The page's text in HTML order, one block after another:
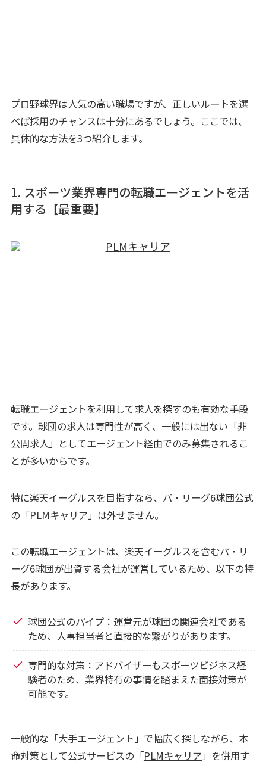
プロ野球界は人気の高い職場ですが、正しいルートを選
べば採用のチャンスは十分にあるでしょう。ここでは、
具体的な方法を3つ紹介します。
1. スポーツ業界専門の転職エージェントを活
用する【最重要】
転職エージェントを利用して求人を探すのも有効な手段
です。球団の求人は専門性が高く、一般には出ない「非
公開求人」としてエージェント経由でのみ募集されるこ
とが多いからです。
特に楽天イーグルスを目指すなら、パ・リーグ6球団公式
の「PLMキャリア 」は外せません。
この転職エージェントは、楽天イーグルスを含むパ・リ
ーグ6球団が出資する会社が運営しているため、以下の特
長があります。
球団公式のパイプ：運営元が球団の関連会社である
ため、人事担当者と直接的な繋がりがあります。
専門的な対策：アドバイザーもスポーツビジネス経
験者のため、業界特有の事情を踏まえた面接対策が
可能です。
一般的な「大手エージェント」で幅広く探しながら、本
命対策として公式サービスの「PLMキャリア 」を併用す